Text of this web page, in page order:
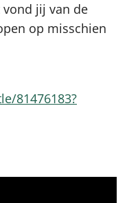
jij van de
op misschien
81476183?